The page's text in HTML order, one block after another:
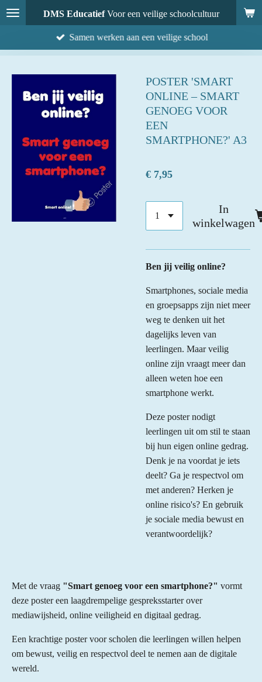
Ga
direct
DMS EducatiefVoor een veilige schoolcultuur
Samen werken aan een veilige school
POSTER 'SMART
ONLINE – SMART
GENOEG VOOR
EEN
SMARTPHONE?' A3
€ 7,95
In
winkelwagen
Ben jij veilig online?
Smartphones, sociale media
en groepsapps zijn niet meer
weg te denken uit het
dagelijks leven van
leerlingen. Maar veilig
online zijn vraagt meer dan
alleen weten hoe een
smartphone werkt.
Deze poster nodigt
leerlingen uit om stil te staan
bij hun eigen online gedrag.
Denk je na voordat je iets
deelt? Ga je respectvol om
met anderen? Herken je
online risico's? En gebruik
je sociale media bewust en
verantwoordelijk?
Met de vraag "Smart genoeg voor een smartphone?" vormt
deze poster een laagdrempelige gespreksstarter over
mediawijsheid, online veiligheid en digitaal gedrag.
Een krachtige poster voor scholen die leerlingen willen helpen
om bewust, veilig en respectvol deel te nemen aan de digitale
wereld.